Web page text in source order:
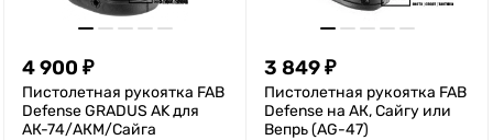
4 900 ₽
Пистолетная рукоятка FAB
Defense GRADUS AK для
АК-74/АКМ/Сайга
3 849₽
Пистолетная рукоятка FAB
Defense на АК, Сайгу или
Вепрь (AG-47)